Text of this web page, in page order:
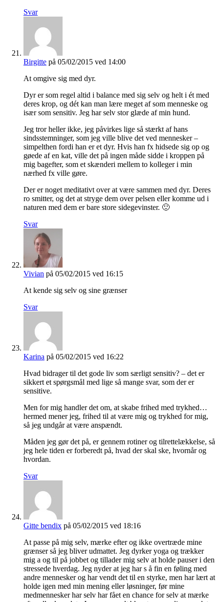
Svar
Birgitte på 05/02/2015 ved 14:00
At omgive sig med dyr.
Dyr er som regel altid i balance med sig selv og helt i ét med
deres krop, og dét kan man lære meget af som menneske og
især som sensitiv. Jeg har selv stor glæde af min hund.
Jeg tror heller ikke, jeg påvirkes lige så stærkt af hans
sindsstemninger, som jeg ville blive det ved mennesker –
simpelthen fordi han er et dyr. Hvis han fx hidsede sig op og
gøede af en kat, ville det på ingen måde sidde i kroppen på
mig bagefter, som et skænderi mellem to kolleger i min
nærhed fx ville gøre.
Der er noget meditativt over at være sammen med dyr. Deres
ro smitter, og det at stryge dem over pelsen eller komme ud i
naturen med dem er bare store sidegevinster. 🙂
Svar
Vivian på 05/02/2015 ved 16:15
At kende sig selv og sine grænser
Svar
Karina på 05/02/2015 ved 16:22
Hvad bidrager til det gode liv som særligt sensitiv? – det er
sikkert et spørgsmål med lige så mange svar, som der er
sensitive.
Men for mig handler det om, at skabe frihed med trykhed…
hermed mener jeg, frihed til at være mig og trykhed for mig,
så jeg undgår at være anspændt.
Måden jeg gør det på, er gennem rotiner og tilrettelækkelse, så
jeg hele tiden er forberedt på, hvad der skal ske, hvornår og
hvordan.
Svar
Gitte bendix på 05/02/2015 ved 18:16
At passe på mig selv, mærke efter og ikke overtræde mine
grænser så jeg bliver udmattet. Jeg dyrker yoga og trækker
mig a og til på jobbet og tillader mig selv at holde pauser i den
stressede hverdag. Jeg nyder at jeg har s å fin en føling med
andre mennesker og har vendt det til en styrke, men har lært at
holde igen med min mening eller løsninger, før mine
medmennesker har selv har fået en chance for selv at mærke